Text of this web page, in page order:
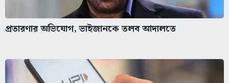
প্রতারণার অভিযোগ, ভাইজানকে তলব আদালতে